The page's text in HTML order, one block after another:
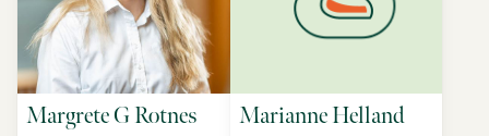
Margrete G Rotnes Marianne Helland